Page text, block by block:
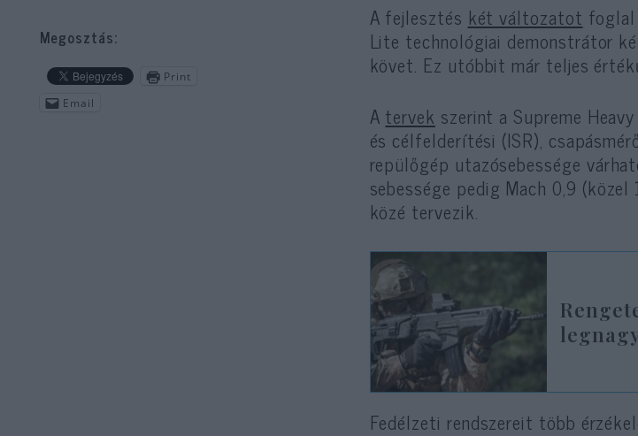
A fejlesztés két változatot foglal
Lite technológiai demonstrátor
követ. Ez utóbbit már teljes
A tervek szerint a Supreme
és célfelderítési (ISR),
repülőgép utazósebessége
sebessége pedig Mach 0,9
közé tervezik.
Fedélzeti rendszereit több
Megosztás:
Print
Email